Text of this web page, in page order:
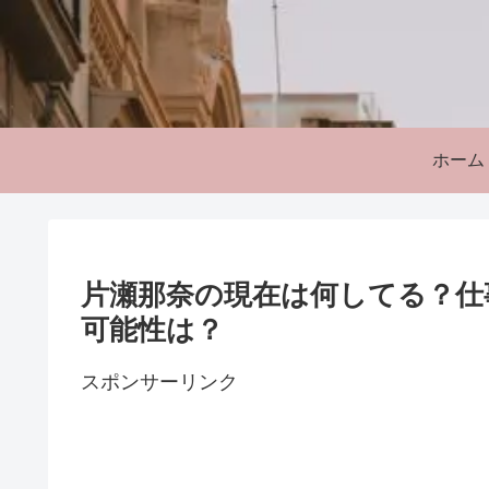
ホーム
片瀬那奈の現在は何してる？
可能性は？
スポンサーリンク